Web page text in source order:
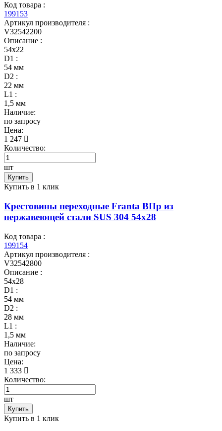
Код товара :
199153
Артикул производителя :
V32542200
Описание :
54х22
D1 :
54 мм
D2 :
22 мм
L1 :
1,5 мм
Наличие:
по запросу
Цена:
1 247
Количество:
шт
Купить
Купить в 1 клик
Крестовины переходные Franta ВПр из
нержавеющей стали SUS 304 54х28
Код товара :
199154
Артикул производителя :
V32542800
Описание :
54х28
D1 :
54 мм
D2 :
28 мм
L1 :
1,5 мм
Наличие:
по запросу
Цена:
1 333
Количество:
шт
Купить
Купить в 1 клик